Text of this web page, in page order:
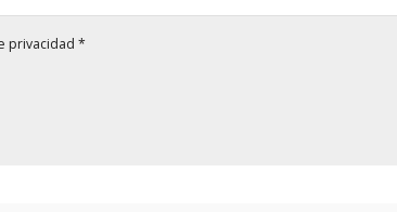
privacidad *